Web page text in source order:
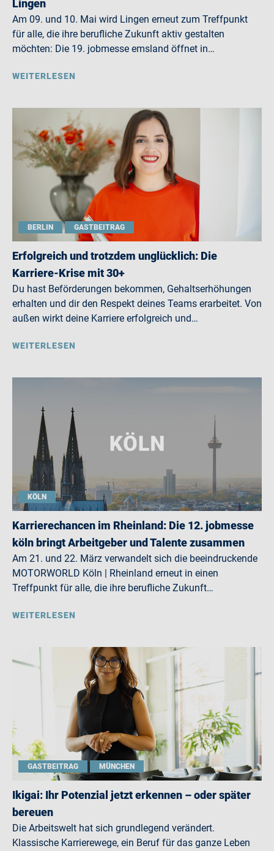
Lingen
Am 09. und 10. Mai wird Lingen erneut zum Treffpunkt
für alle, die ihre berufliche Zukunft aktiv gestalten
möchten: Die 19. jobmesse emsland öffnet in…
WEITERLESEN
BERLIN GASTBEITRAG
Erfolgreich und trotzdem unglücklich: Die
Karriere-Krise mit 30+
Du hast Beförderungen bekommen, Gehaltserhöhungen
erhalten und dir den Respekt deines Teams erarbeitet. Von
außen wirkt deine Karriere erfolgreich und…
WEITERLESEN
KÖLN
Karrierechancen im Rheinland: Die 12. jobmesse
köln bringt Arbeitgeber und Talente zusammen
Am 21. und 22. März verwandelt sich die beeindruckende
MOTORWORLD Köln | Rheinland erneut in einen
Treffpunkt für alle, die ihre berufliche Zukunft…
WEITERLESEN
GASTBEITRAG MÜNCHEN
Ikigai: Ihr Potenzial jetzt erkennen – oder später
bereuen
Die Arbeitswelt hat sich grundlegend verändert.
Klassische Karrierewege, ein Beruf für das ganze Leben